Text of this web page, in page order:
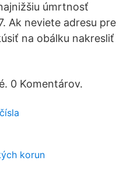
úmrtnosť
Ak neviete adresu pre
na obálku nakresliť
0 Komentárov.
korun